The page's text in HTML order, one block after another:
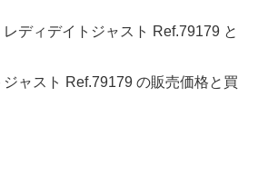
レディデイトジャスト Ref.79179 と
ジャスト Ref.79179 の販売価格と買